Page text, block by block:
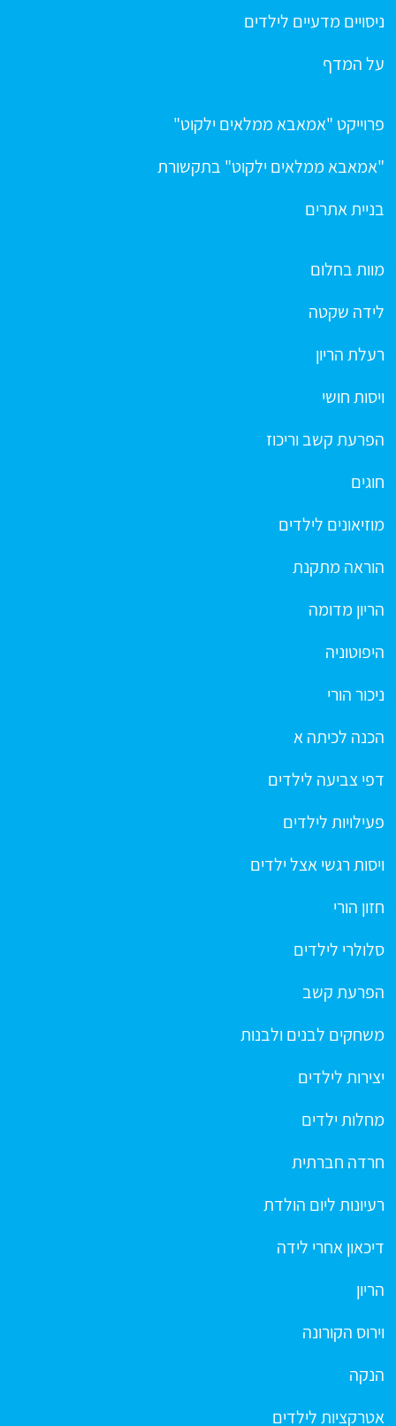
ניסויים מדעיים לילדים
על המדף
פרוייקט "אמאבא ממלאים ילקוט"
"אמאבא ממלאים ילקוט" בתקשורת
בניית אתרים
מוות בחלום
לידה שקטה
רעלת הריון
ויסות חושי
הפרעת קשב וריכוז
חוגים
מוזיאונים לילדים
הוראה מתקנת
הריון מדומה
היפוטוניה
ניכור הורי
הכנה לכיתה א
דפי צביעה לילדים
פעילויות לילדים
ויסות רגשי אצל ילדים
חזון הורי
סלולרי לילדים
הפרעת קשב
משחקים לבנים ולבנות
יצירות לילדים
מחלות ילדים
חרדה חברתית
רעיונות ליום הולדת
דיכאון אחרי לידה
הריון
וירוס הקורונה
הנקה
אטרקציות לילדים